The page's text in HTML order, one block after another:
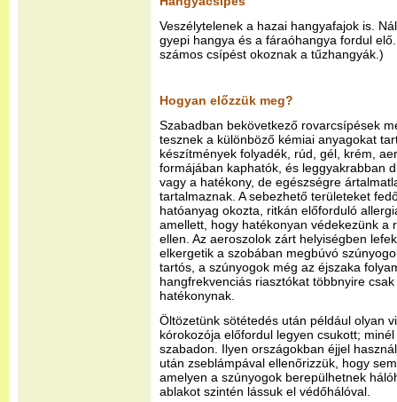
Veszélytelenek a hazai hangyafajok is.
gyepi hangya és a fáraóhangya fordul
számos csípést okoznak a tűzhangyák.)
Hogyan előzzük meg?
Szabadban bekövetkező rovarcsípések
tesznek a különböző kémiai anyagokat
készítmények folyadék, rúd, gél, krém,
formájában kaphatók, és leggyakrabban
vagy a hatékony, de egészségre
tartalmaznak. A sebezhető területeket
hatóanyag okozta, ritkán előforduló
amellett, hogy hatékonyan védekezünk a
ellen. Az aeroszolok zárt helyiségben
elkergetik a szobában megbúvó
tartós, a szúnyogok még az éjszaka
hangfrekvenciás riasztókat többnyire
hatékonynak.
Öltözetünk sötétedés után például olyan
kórokozója előfordul legyen csukott;
szabadon. Ilyen országokban éjjel
után zseblámpával ellenőrizzük, hogy
amelyen a szúnyogok berepülhetnek
ablakot szintén lássuk el védőhálóval.